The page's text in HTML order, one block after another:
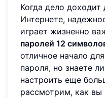
Когда дело доходит
Интернете,
играет жизненно
паролей 12
отличное начало
пароля, но знаете
настроить еще
рассмотрим, как вы